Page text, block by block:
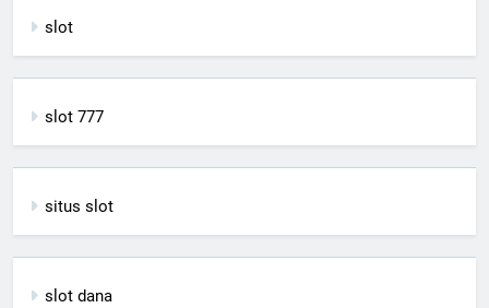
slot
slot 777
situs slot
slot dana